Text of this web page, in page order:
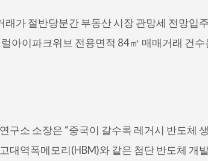
래가 절반당분간 부동산 시장 관망세 전망입
아이파크위브 전용면적 84㎡ 매매거래 건
구소 소장은 “중국이 갈수록 레거시 반도체
대역폭메모리(HBM)와 같은 첨단 반도체 개